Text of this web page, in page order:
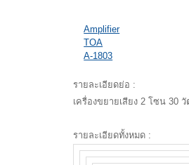
Amplifier
TOA
A-1803
รายละเอียดย่อ :
เครื่องขยายเสียง 2 โซน 30
รายละเอียดทั้งหมด :